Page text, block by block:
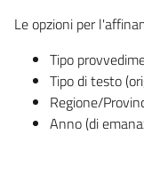
Le opzioni per
Tipo
Tipo di testo
Regione/
Anno (di